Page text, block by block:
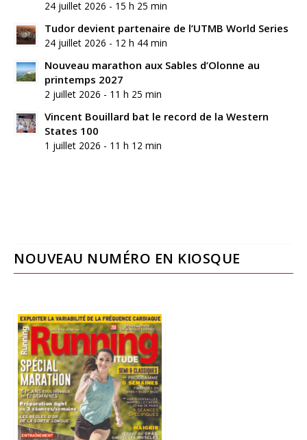
24 juillet 2026 - 15 h 25 min
Tudor devient partenaire de l’UTMB World Series
24 juillet 2026 - 12 h 44 min
Nouveau marathon aux Sables d’Olonne au
printemps 2027
2 juillet 2026 - 11 h 25 min
Vincent Bouillard bat le record de la Western
States 100
1 juillet 2026 - 11 h 12 min
NOUVEAU NUMÉRO EN KIOSQUE